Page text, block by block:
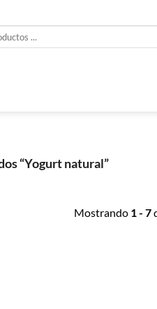
“Yogurt natural”
Mostrando 1 - 7